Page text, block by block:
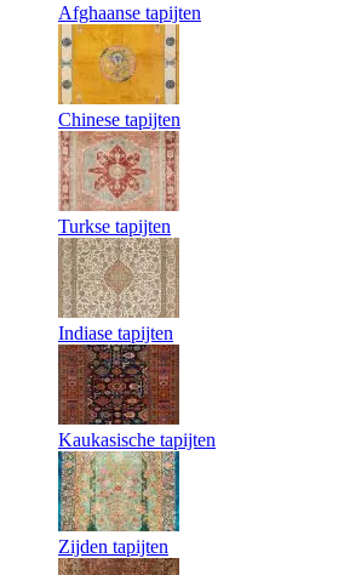
Afghaanse tapijten
Chinese tapijten
Turkse tapijten
Indiase tapijten
Kaukasische tapijten
Zijden tapijten